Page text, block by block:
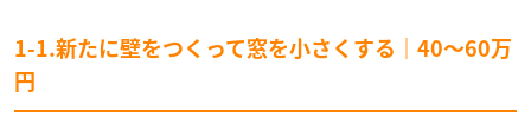
1-1.新たに壁をつくって窓を小さくする｜40～60万
円